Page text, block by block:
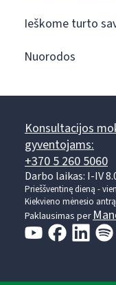
Ieškome turto
Nuorodos
Konsultacijos
gyventojams:
+370 5 260 5060
Darbo laikas: I-IV
Prieššventinę dieną -
Kiekvieno mėnesio
Paklausimas per